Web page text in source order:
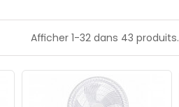
Afficher 1-32 dans 43 produits.